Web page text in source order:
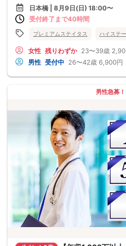
日本橋 | 8月9日(日) 18:00〜
受付終了まで40時間
プレミアムステイタス ハイステ
女性 残りわずか 23〜39歳
男性 受付中 26〜42歳 6,900円
男性急募！